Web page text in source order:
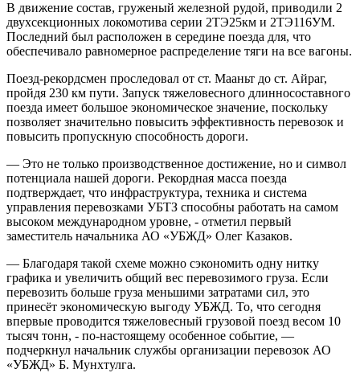
В движение состав, груженый железной рудой, приводили 2
двухсекционных локомотива серии 2ТЭ25км и 2ТЭ116УМ.
Последний был расположен в середине поезда для, что
обеспечивало равномерное распределение тяги на все вагоны.
Поезд-рекордсмен проследовал от ст. Мааньт до ст. Айраг,
пройдя 230 км пути. Запуск тяжеловесного длинносоставного
поезда имеет большое экономическое значение, поскольку
позволяет значительно повысить эффективность перевозок и
повысить пропускную способность дороги.
— Это не только производственное достижение, но и символ
потенциала нашей дороги. Рекордная масса поезда
подтверждает, что инфраструктура, техника и система
управления перевозками УБТЗ способны работать на самом
высоком международном уровне, - отметил первый
заместитель начальника АО «УБЖД» Олег Казаков.
— Благодаря такой схеме можно сэкономить одну нитку
графика и увеличить общий вес перевозимого груза. Если
перевозить больше груза меньшими затратами сил, это
принесёт экономическую выгоду УБЖД. То, что сегодня
впервые проводится тяжеловесный грузовой поезд весом 10
тысяч тонн, - по-настоящему особенное событие, —
подчеркнул начальник службы организации перевозок АО
«УБЖД» Б. Мунхтулга.